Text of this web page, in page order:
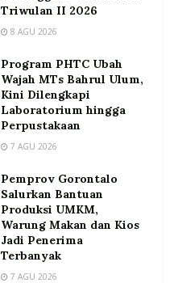
Triwulan II 2026
8 AGU 2026
Program PHTC Ubah
Wajah MTs Bahrul Ulum,
Kini Dilengkapi
Laboratorium hingga
Perpustakaan
7 AGU 2026
Pemprov Gorontalo
Salurkan Bantuan
Produksi UMKM,
Warung Makan dan Kios
Jadi Penerima
Terbanyak
7 AGU 2026